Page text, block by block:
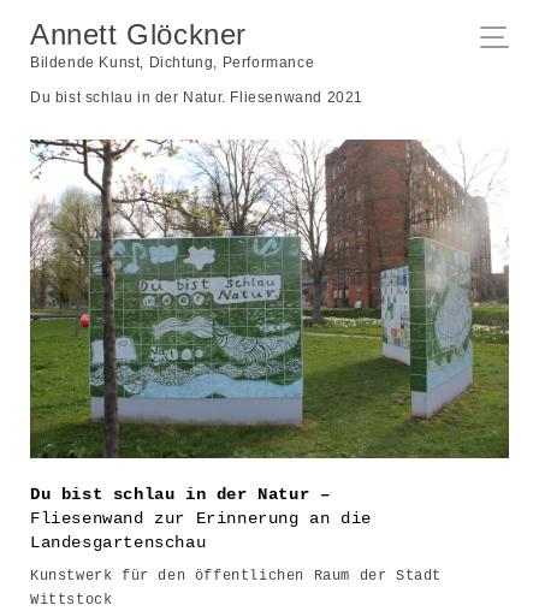
Annett Glöckner
Bildende Kunst, Dichtung, Performance
Du bist schlau in der Natur. Fliesenwand 2021
Du bist schlau in der Natur –
Fliesenwand zur Erinnerung an die
Landesgartenschau
Kunstwerk für den öffentlichen Raum der Stadt
Wittstock